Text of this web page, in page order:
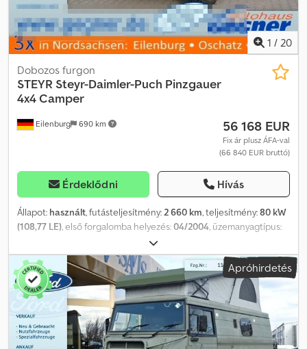
1 / 20
Eilenburg 690 km
Dobozos furgon
STEYR Steyr-Daimler-Puch Pinzgauer
4x4 Camper
56 168 EUR
Fix ár plusz ÁFA-val
(66 840 EUR bruttó)
Érdeklődni Hívás
Állapot: használt, futásteljesítmény:2 660 km, teljesítmény:80 kW
(108,77 LE), első forgalomba helyezés:04/2004, üzemanyagtípus:
zöld
kibocsátási osztály:Euro 3, ülések száma:5, teljes szélesség:1 800
mm, teljes magasság: 2 100 mm, Felszereltség:ABS, állófűtés,
összkerékhajtás, Pinzgauer 4x4 Szervokormányzás ABS Automata
váltó Átalakítás Bus-4-Fun-ról lakóautóvá többek között 3
személyes REIMO ülő-/fekvőpaddal, állófűtéssel és gázfőzővel.
Chedpfx Aasqd T N Ne Doa Átalakítás Abenteuertechnik által
üvegszálas emelhető tetővel / alvótetővel / felnyíló tetővel,
Apróhirdetés